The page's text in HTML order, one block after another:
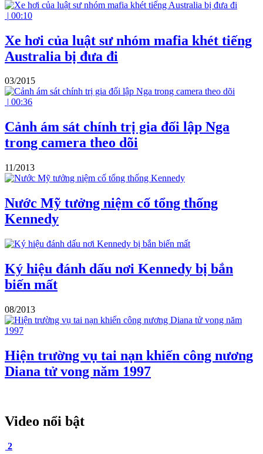
| 00:10
Xe hơi của luật sư nhóm mafia khét tiếng
Australia bị đưa đi
03/2015
| 00:36
Cảnh ám sát chính trị gia đối lập Nga
trong camera theo dõi
11/2013
Nước Mỹ tưởng niệm cố tổng thống
Kennedy
Ký hiệu đánh dấu nơi Kennedy bị bắn
biến mất
08/2013
Hiện trường vụ tai nạn khiến công nương
Diana tử vong năm 1997
Video nổi bật
2